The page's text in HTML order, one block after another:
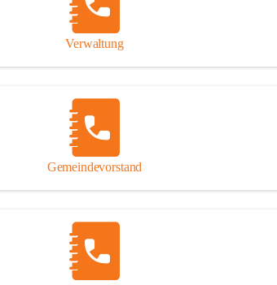
Verwaltung
Gemeindevorstand